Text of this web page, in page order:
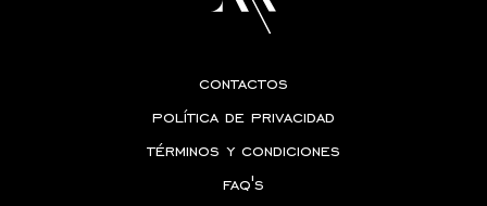
contactos
política de privacidad
términos y condiciones
faq's